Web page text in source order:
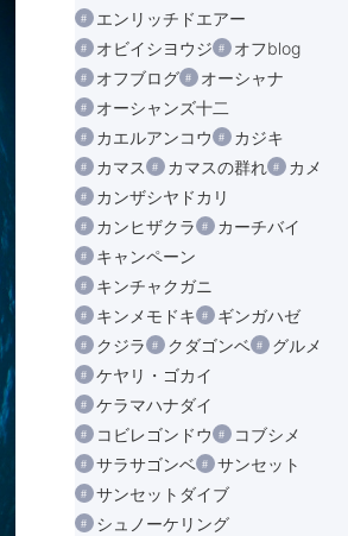
エンリッチドエアー
オビイシヨウジ
オフblog
オフブログ
オーシャナ
オーシャンズ十二
カエルアンコウ
カジキ
カマス
カマスの群れ
カメ
カンザシヤドカリ
カンヒザクラ
カーチバイ
キャンペーン
キンチャクガニ
キンメモドキ
ギンガハゼ
クジラ
クダゴンベ
グルメ
ケヤリ・ゴカイ
ケラマハナダイ
コビレゴンドウ
コブシメ
サラサゴンベ
サンセット
サンセットダイブ
シュノーケリング